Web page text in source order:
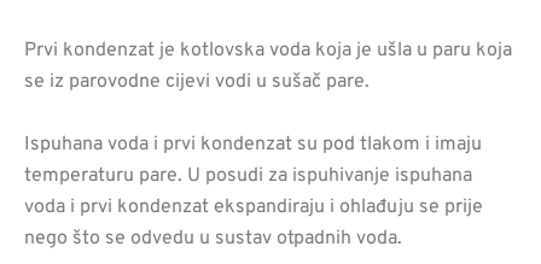
Prvi kondenzat je kotlovska voda koja je ušla u paru koja
se iz parovodne cijevi vodi u sušač pare.
Ispuhana voda i prvi kondenzat su pod tlakom i imaju
temperaturu pare. U posudi za ispuhivanje ispuhana
voda i prvi kondenzat ekspandiraju i ohlađuju se prije
nego što se odvedu u sustav otpadnih voda.